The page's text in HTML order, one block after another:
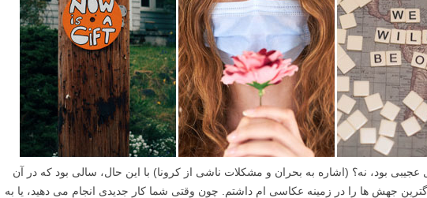
بود، نه؟ (اشاره به بحران و مشکلات ناشی از کرونا) با این حال، سالی بود که در آن
جهش ها را در زمینه عکاسی ام داشتم. چون وقتی شما کار جدیدی انجام می دهید، یا به